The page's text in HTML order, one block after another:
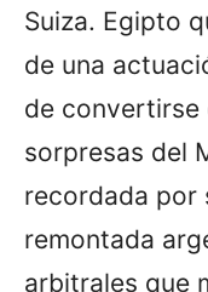
Suiza. Egipto
de una
de convertirse
sorpresas del
recordada por
remontada
arbitrales que